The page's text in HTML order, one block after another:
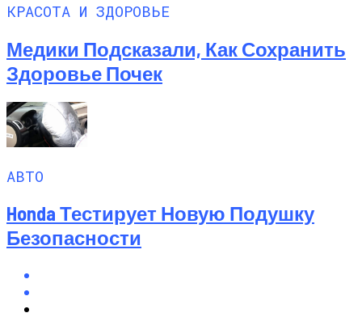
КРАСОТА И ЗДОРОВЬЕ
Медики Подсказали, Как Сохранить
Здоровье Почек
АВТО
Honda Тестирует Новую Подушку
Безопасности